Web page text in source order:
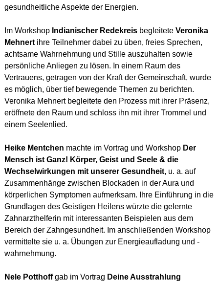
gesundheitliche Aspekte der Energien.
Im Workshop Indianischer Redekreisbegleitete Veronika
Mehnertihre Teilnehmer dabei zu üben, freies Sprechen,
achtsame Wahrnehmung und Stille auszuhalten sowie
persönliche Anliegen zu lösen. In einem Raum des
Vertrauens, getragen von der Kraft der Gemeinschaft, wurde
es möglich, über tief bewegende Themen zu berichten.
Veronika Mehnert begleitete den Prozess mit ihrer Präsenz,
eröffnete den Raum und schloss ihn mit ihrer Trommel und
einem Seelenlied.
Heike Mentchen machte im Vortrag und Workshop Der
Mensch ist Ganz! Körper, Geist und Seele & die
Wechselwirkungen mit unserer Gesundheit, u. a. auf
Zusammenhänge zwischen Blockaden in der Aura und
körperlichen Symptomen aufmerksam. Ihre Einführung in die
Grundlagen des Geistigen Heilens würzte die gelernte
Zahnarzthelferin mit interessanten Beispielen aus dem
Bereich der Zahngesundheit. Im anschließenden Workshop
vermittelte sie u. a. Übungen zur Energieaufladung und -
wahrnehmung.
Nele Potthoffgab im Vortrag Deine Ausstrahlung